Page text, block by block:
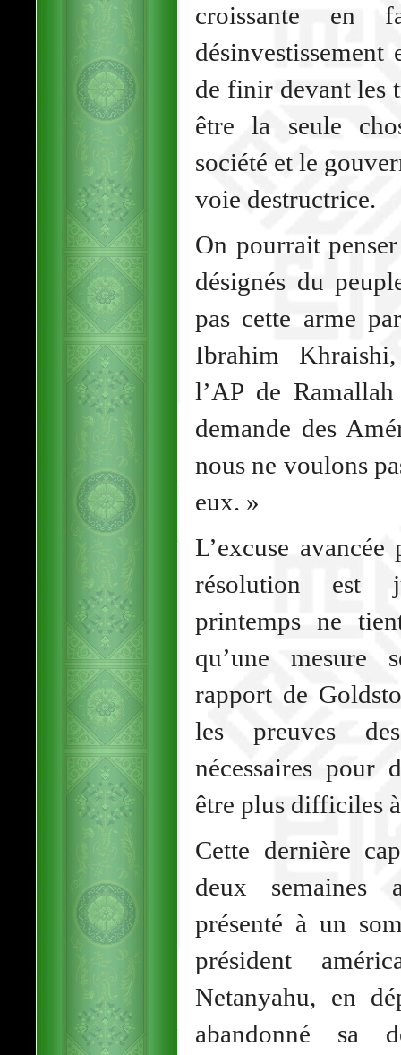
croissante en
de finir devant les
être la seule
société et le
voie destructrice.
On pourrait
désignés du
pas cette arme
Ibrahim Khraishi,
l’AP de
demande des
nous ne voulons
eux. »
L’excuse
résolution est
printemps ne
qu’une mesure
rapport de
les preuves
nécessaires pour
être plus difficiles
Cette dernière
deux semaines
présenté à un
président
Netanyahu, en
abandonné sa